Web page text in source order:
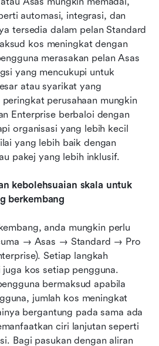
automasi, integrasi, dan
tersedia dalam pelan Standard
kos meningkat dengan
merasakan pelan Asas
yang mencukupi untuk
atau syarikat yang
perusahaan mungkin
Enterprise berbaloi dengan
organisasi yang lebih kecil
yang lebih baik dengan
pakej yang lebih inklusif.
kebolehsuaian skala untuk
berkembang
anda mungkin perlu
→ Asas → Standard → Pro
Setiap langkah
kos setiap pengguna.
bermaksud apabila
jumlah kos meningkat
bergantung pada sama ada
ciri lanjutan seperti
Bagi pasukan dengan aliran